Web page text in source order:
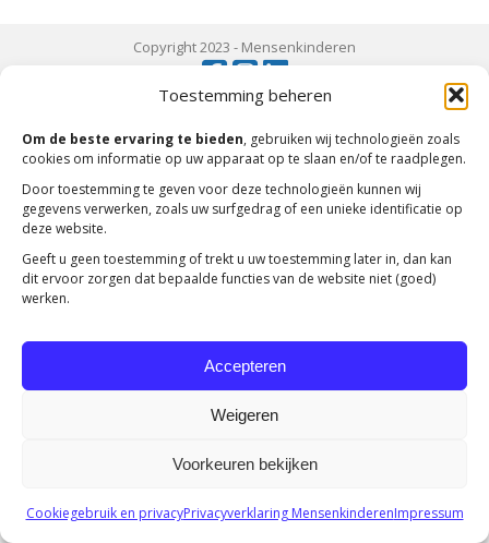
Toestemming beheren
Om de beste ervaring te bieden, gebruiken wij technologieën zoals
cookies om informatie op uw apparaat op te slaan en/of te raadplegen.
Door toestemming te geven voor deze technologieën kunnen wij
gegevens verwerken, zoals uw surfgedrag of een unieke identificatie op
deze website.
Geeft u geen toestemming of trekt u uw toestemming later in, dan kan
dit ervoor zorgen dat bepaalde functies van de website niet (goed)
werken.
Accepteren
Weigeren
Voorkeuren bekijken
Cookiegebruik en privacyPrivacyverklaring MensenkinderenImpressum
Copyright 2023 - Mensenkinderen